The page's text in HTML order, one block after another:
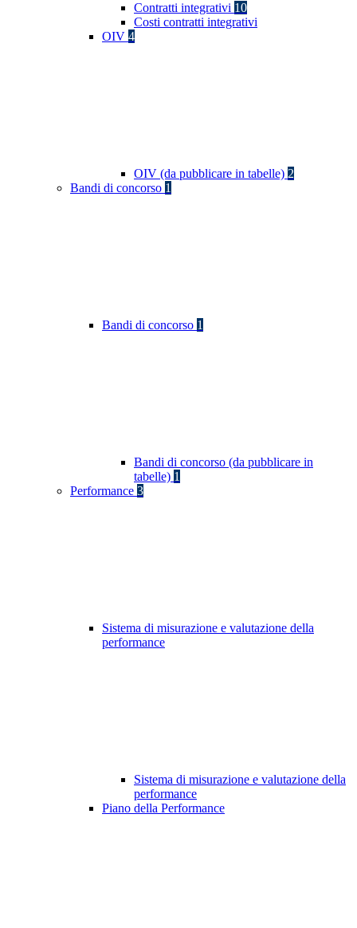
Contratti integrativi 10
Costi contratti integrativi
OIV 4
OIV (da pubblicare in tabelle) 2
Bandi di concorso 1
Bandi di concorso 1
Bandi di concorso (da pubblicare in
tabelle) 1
Performance 3
Sistema di misurazione e valutazione della
performance
Sistema di misurazione e valutazione della
performance
Piano della Performance